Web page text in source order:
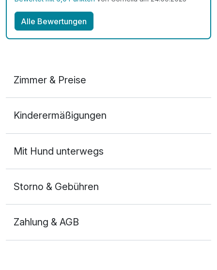
Alle Bewertungen
Zimmer & Preise
2 Erwachsene und 1 Kind
Kinderermäßigungen
Mit Hund unterwegs
Storno & Gebühren
Zahlung & AGB